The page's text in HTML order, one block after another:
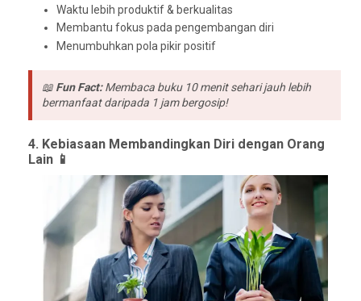
Waktu lebih produktif & berkualitas
Membantu fokus pada pengembangan diri
Menumbuhkan pola pikir positif
📖 Fun Fact:Membaca buku 10 menit sehari jauh lebih
bermanfaat daripada 1 jam bergosip!
4. Kebiasaan Membandingkan Diri dengan Orang
Lain 📱